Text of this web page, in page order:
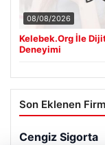
08/08/2026
Kelebek.Org İle
Deneyimi
Son Eklenen